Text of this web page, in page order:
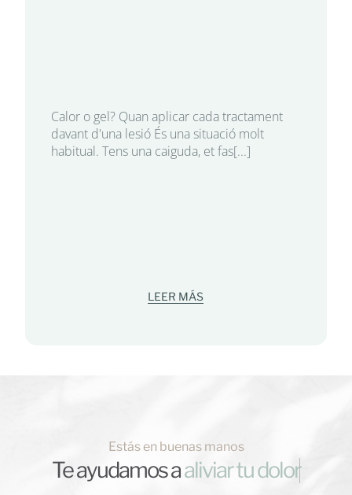
Calor o gel? Quan aplicar cada tractament
davant d'una lesió És una situació molt
habitual. Tens una caiguda, et fas[...]
LEER MÁS
Estás en buenas manos
Te ayudamos a